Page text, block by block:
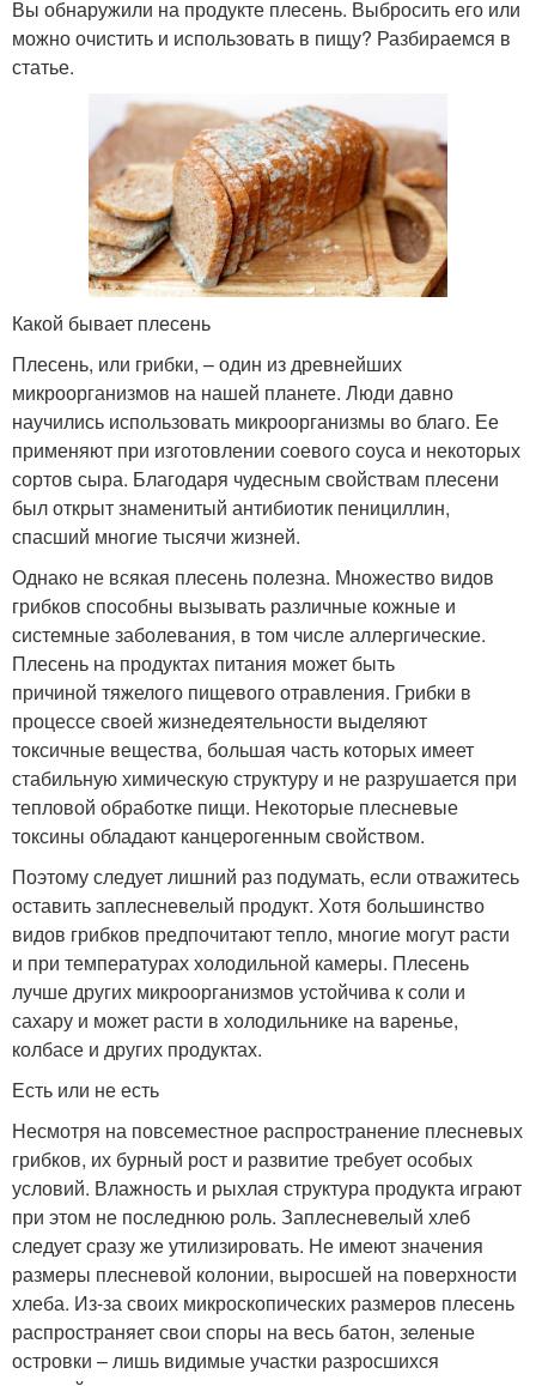
Вы обнаружили на продукте плесень. Выбросить его или
можно очистить и использовать в пищу? Разбираемся в
статье.
Какой бывает плесень
Плесень, или грибки, – один из древнейших
микроорганизмов на нашей планете. Люди давно
научились использовать микроорганизмы во благо. Ее
применяют при изготовлении соевого соуса и некоторых
сортов сыра. Благодаря чудесным свойствам плесени
был открыт знаменитый антибиотик пенициллин,
спасший многие тысячи жизней.
Однако не всякая плесень полезна. Множество видов
грибков способны вызывать различные кожные и
системные заболевания, в том числе аллергические.
Плесень на продуктах питания может быть
причиной тяжелого пищевого отравления. Грибки в
процессе своей жизнедеятельности выделяют
токсичные вещества, большая часть которых имеет
стабильную химическую структуру и не разрушается при
тепловой обработке пищи. Некоторые плесневые
токсины обладают канцерогенным свойством.
Поэтому следует лишний раз подумать, если отважитесь
оставить заплесневелый продукт. Хотя большинство
видов грибков предпочитают тепло, многие могут расти
и при температурах холодильной камеры. Плесень
лучше других микроорганизмов устойчива к соли и
сахару и может расти в холодильнике на варенье,
колбасе и других продуктах.
Есть или не есть
Несмотря на повсеместное распространение плесневых
грибков, их бурный рост и развитие требует особых
условий. Влажность и рыхлая структура продукта играют
при этом не последнюю роль. Заплесневелый хлеб
следует сразу же утилизировать. Не имеют значения
размеры плесневой колонии, выросшей на поверхности
хлеба. Из-за своих микроскопических размеров плесень
распространяет свои споры на весь батон, зеленые
островки – лишь видимые участки разросшихся